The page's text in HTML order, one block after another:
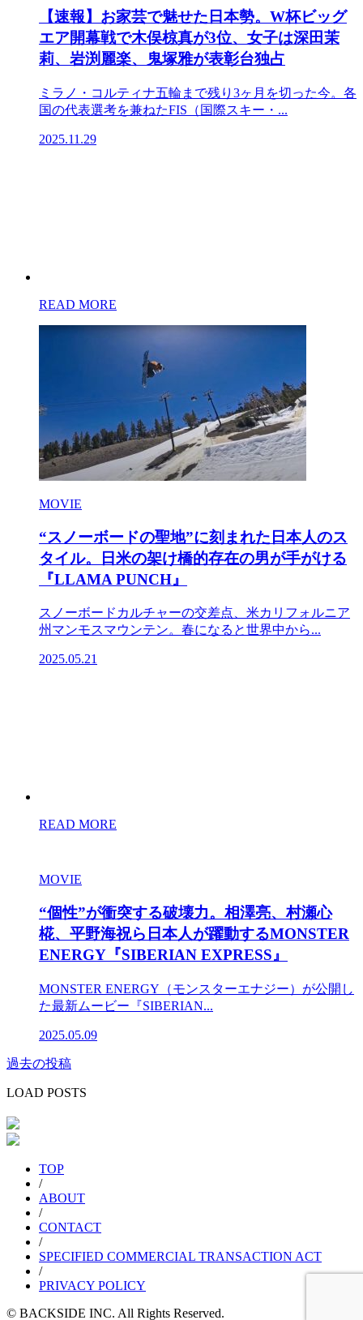
【速報】お家芸で魅せた日本勢。W杯ビッグ
エア開幕戦で木俣椋真が3位、女子は深田茉
莉、岩渕麗楽、鬼塚雅が表彰台独占
ミラノ・コルティナ五輪まで残り3ヶ月を切った今。各
国の代表選考を兼ねたFIS（国際スキー・...
2025.11.29
READ MORE
MOVIE
“スノーボードの聖地”に刻まれた日本人のス
タイル。日米の架け橋的存在の男が手がける
『LLAMA PUNCH』
スノーボードカルチャーの交差点、米カリフォルニア
州マンモスマウンテン。春になると世界中から...
2025.05.21
READ MORE
MOVIE
“個性”が衝突する破壊力。相澤亮、村瀬心
椛、平野海祝ら日本人が躍動するMONSTER
ENERGY『SIBERIAN EXPRESS』
MONSTER ENERGY（モンスターエナジー）が公開し
た最新ムービー『SIBERIAN...
2025.05.09
投
稿
ナ
ビ
過去の投稿
LOAD POSTS
TOP
/
ABOUT
/
CONTACT
/
SPECIFIED COMMERCIAL TRANSACTION ACT
/
PRIVACY POLICY
© BACKSIDE INC. All Rights Reserved.